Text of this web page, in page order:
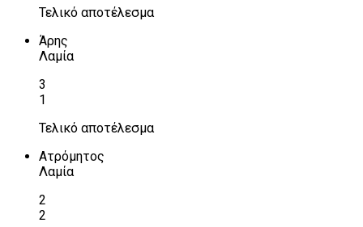
Τελικό αποτέλεσμα
Άρης
Λαμία
3
1
Τελικό αποτέλεσμα
Ατρόμητος
Λαμία
2
2